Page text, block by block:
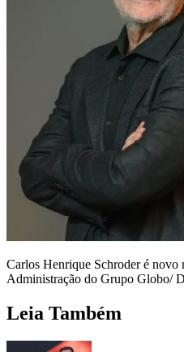
Carlos Henrique Schroder é novo
Administração do Grupo Globo/
Leia Também